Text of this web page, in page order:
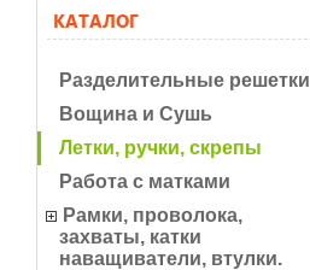
КАТАЛОГ
Разделительные решетки
Вощина и Сушь
Летки, ручки, скрепы
Работа с матками
Рамки, проволока,
захваты, катки
наващиватели, втулки.